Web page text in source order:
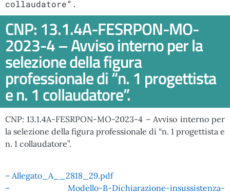
collaudatore”.
CNP: 13.1.4A-FESRPON-MO-
2023-4 – Avviso interno per la
selezione della figura
professionale di “n. 1 progettista
e n. 1 collaudatore”.
CNP: 13.1.4A-FESRPON-MO-2023-4 – Avviso interno per
la selezione della figura professionale di “n. 1 progettista e
n. 1 collaudatore”.
– Allegato_A__2818_29.pdf
– Modello-B-Dichiarazione-insussistenza-